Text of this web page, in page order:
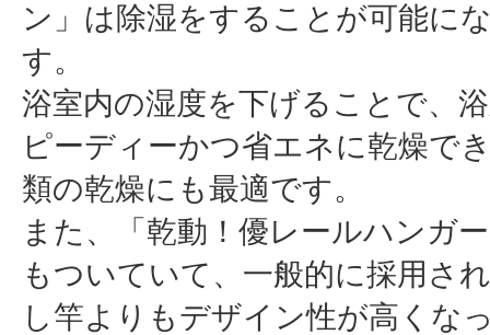
ン」は除湿をすることが可能に
す。
浴室内の湿度を下げることで、
ピーディーかつ省エネに乾燥で
類の乾燥にも最適です。
また、「乾動！優レールハンガ
もついていて、一般的に採用さ
し竿よりもデザイン性が高くな